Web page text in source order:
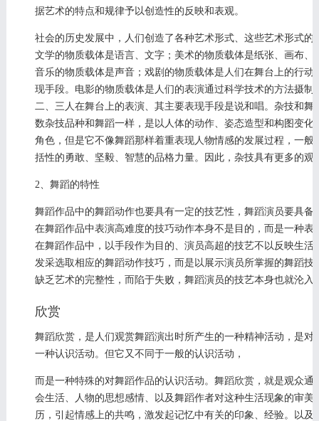
据艺术的特点和规律予以创造性的反映和表观。
社会的历史发展中，人们创造了各种艺术形式、这些艺术形式
文学的物质载体是语言、文字；美术的物质载体是纸张、画布
音乐的物质载体是声音；戏剧的物质载体是人们在舞台上的行
现手段。电影的物质载体是人们的表演通过科学技术的方法摄
二、三人在舞台上的表演、其主要表现手段是说和唱。杂技和
数杂技品种和舞蹈一样，是以人体的动作、姿态造型和构图变
角色，但是它不像舞蹈那样着重表现人物情感的发展过程，一
括性的勇敢、坚毅、智慧的品格力量。因此，杂技具有更多的观
2、舞蹈的特性
舞蹈作品中的舞蹈动作也要具有一定的技艺性，舞蹈演员要具
在舞蹈作品中表演高难度的技巧动作本身不是目的，而是一种
在舞蹈作品中，以手段作为目的、演员高超的技艺不以反映生
发采选取相应的舞蹈动作技巧，而是以展示演员所掌握的舞蹈
缺乏艺术的完整性，而陷于失败，舞蹈演员的技艺本身也就沦
欣赏
舞蹈欣赏，是人们观赏舞蹈演出时所产生的一种精神活动，是
一种认识活动。但它又不同于一般的认识活动，
而是一种特殊的对舞蹈作品的认识活动。舞蹈欣赏，就是观众
会生活、人物的思想感情、以及舞蹈作者对这种生活现象的审
历，引起情感上的共鸣，激发起记忆中有关的印象、经验。以